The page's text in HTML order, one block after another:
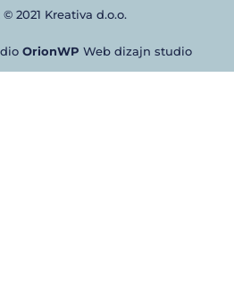
2021 Kreativa d.o.o.
OrionWP Web dizajn studio